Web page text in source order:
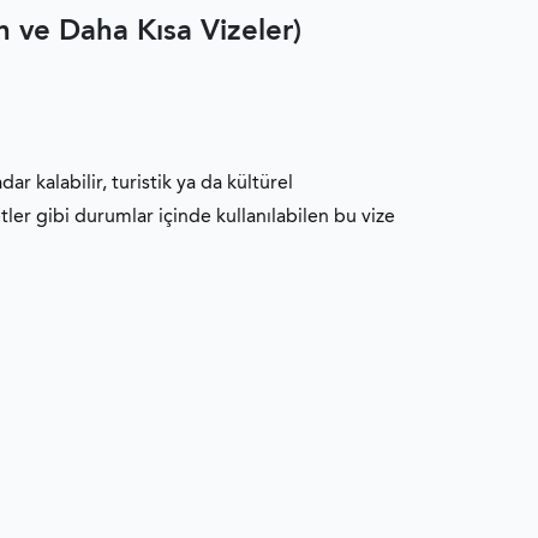
ve Daha Kısa Vizeler)
kalabilir, turistik ya da kültürel
gibi durumlar içinde kullanılabilen bu vize